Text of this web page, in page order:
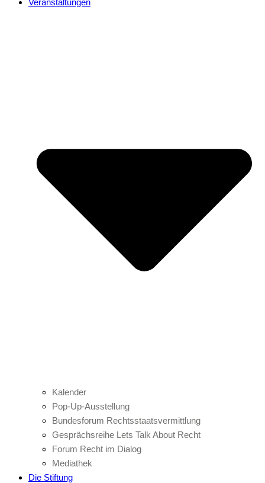
Veranstaltungen
Kalender
Pop-Up-Ausstellung
Bundesforum Rechtsstaatsvermittlung
Gesprächsreihe Lets Talk About Recht
Forum Recht im Dialog
Mediathek
Die Stiftung